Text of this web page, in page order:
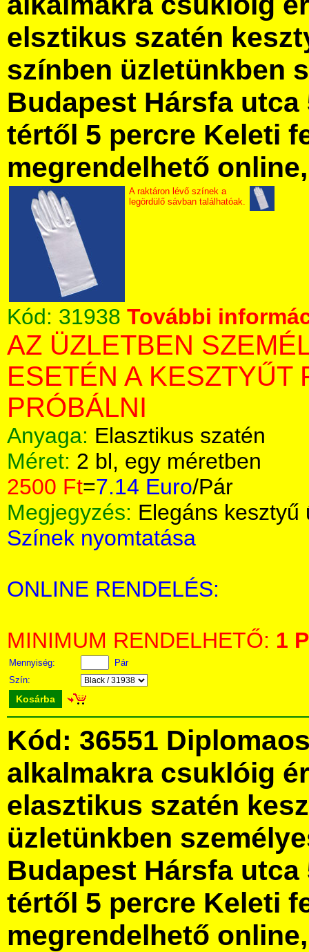
elsztikus szatén
színben üzletünkben
Budapest Hársfa utca
tértől 5 percre Keleti
megrendelhető
A raktáron lévő színek a
legördülő sávban találhatóak.
Kód: 31938 További
AZ ÜZLETBEN
ESETÉN A KESZTYŰT
PRÓBÁLNI
Anyaga: Elasztikus szatén
Méret: 2 bl, egy méretben
2500 Ft=7.14 Euro/Pár
Megjegyzés: Elegáns kesztyű
Színek nyomtatása
ONLINE RENDELÉS:
MINIMUM RENDELHETŐ: 1
Mennyiség:
Pár
Szín:
Kosárba
Kód: 36551
alkalmakra csuklóig
elasztikus szatén
üzletünkben
Budapest Hársfa utca
tértől 5 percre Keleti
megrendelhető